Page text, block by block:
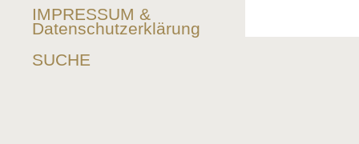
IMPRESSUM &
Datenschutzerklärung
SUCHE